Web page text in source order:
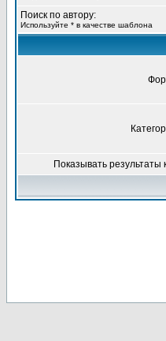
Поиск по автору:
Используйте * в качестве шаблона
Показывать результаты